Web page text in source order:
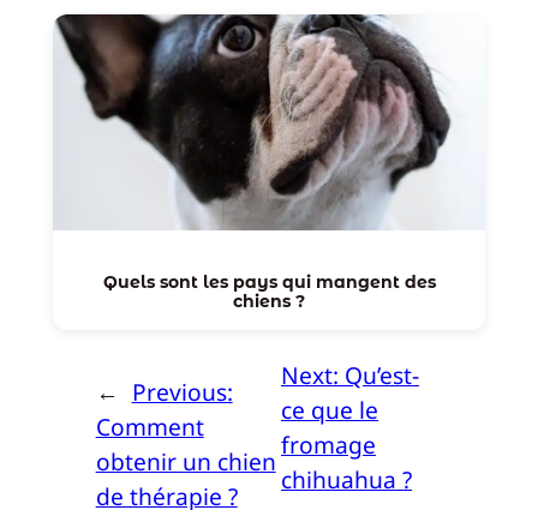
Quels sont les pays qui mangent des
chiens ?
← Previous:
Comment
obtenir un chien
de thérapie ?
Next: Qu’est-
ce que le
fromage
chihuahua ?